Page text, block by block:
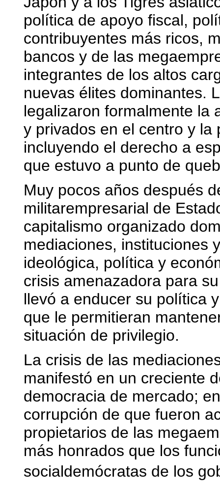
política de apoyo fiscal,
contribuyentes más ricos,
bancos y de las
integrantes de los altos
nuevas élites dominantes.
legalizaron formalmente la
y privados en el centro y la
incluyendo el derecho a
que estuvo a punto de
Muy pocos años después
militarempresarial de
capitalismo organizado
mediaciones, instituciones
ideológica, política y
crisis amenazadora para
llevó a enducer su política
que le permitieran
situación de privilegio.
La crisis de las
manifestó en un creciente
democracia de mercado;
corrupción de que fueron
propietarios de las
más honrados que los
socialdemócratas de los